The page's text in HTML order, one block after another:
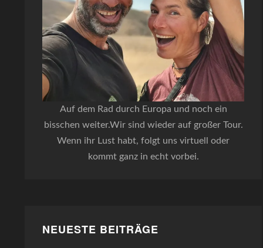
Auf dem Rad durch Europa und noch ein
bisschen weiter.Wir sind wieder auf großer Tour.
Wenn ihr Lust habt, folgt uns virtuell oder
kommt ganz in echt vorbei.
NEUESTE BEITRÄGE